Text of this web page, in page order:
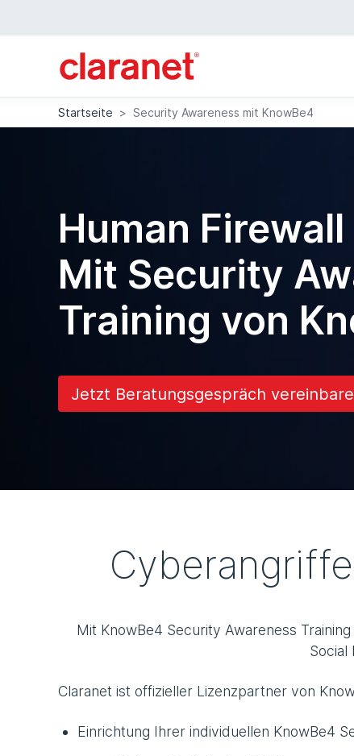
Startseite > Security Awareness mit KnowBe4
Human
Mit Security
Training von
Jetzt Beratungsgespräch
Mit KnowBe4 Security Awareness
Social
Claranet ist offizieller Lizenzpartner von
Einrichtung Ihrer individuellen KnowBe4